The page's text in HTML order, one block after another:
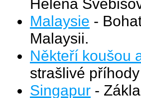
Malaysie -
Malaysii.
Někteří koušou
strašlivé
Singapur -